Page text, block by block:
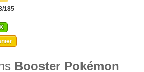
185
Booster Pokémon